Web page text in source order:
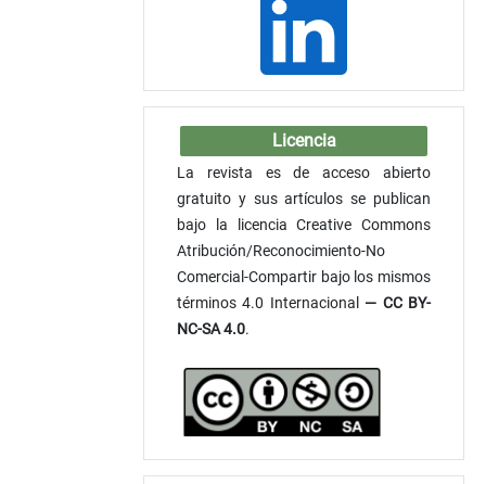
Licencia
La revista es de acceso abierto
gratuito y sus artículos se publican
bajo la licencia Creative Commons
Atribución/Reconocimiento-No
Comercial-Compartir bajo los mismos
términos 4.0 Internacional — CC BY-
NC-SA 4.0.